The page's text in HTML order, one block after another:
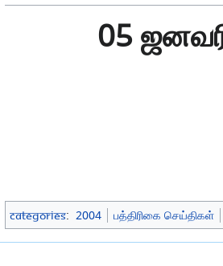
05
Categories: 2004 பத்திரிகை செய்திகள்